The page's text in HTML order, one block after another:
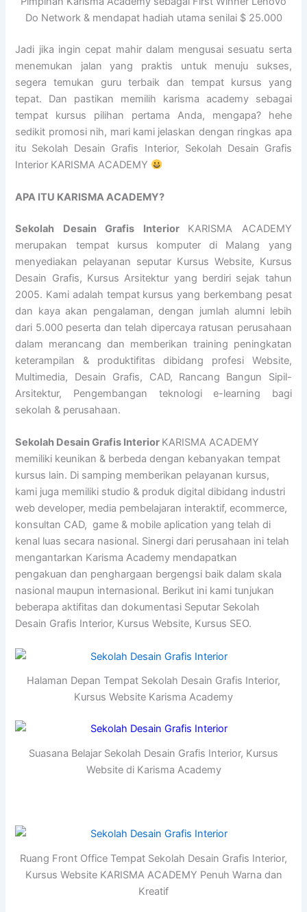
Do Network & mendapat hadiah utama senilai $ 25.000
Jadi jika ingin cepat mahir dalam mengusai sesuatu serta
menemukan jalan yang praktis untuk menuju sukses,
segera temukan guru terbaik dan tempat kursus yang
tepat. Dan pastikan memilih karisma academy sebagai
tempat kursus pilihan pertama Anda, mengapa? hehe
sedikit promosi nih, mari kami jelaskan dengan ringkas apa
itu Sekolah Desain Grafis Interior, Sekolah Desain Grafis
Interior KARISMA ACADEMY
APA ITU KARISMA ACADEMY?
Sekolah Desain Grafis Interior KARISMA ACADEMY
merupakan tempat kursus komputer di Malang yang
menyediakan pelayanan seputar Kursus Website, Kursus
Desain Grafis, Kursus Arsitektur yang berdiri sejak tahun
2005. Kami adalah tempat kursus yang berkembang pesat
dan kaya akan pengalaman, dengan jumlah alumni lebih
dari 5.000 peserta dan telah dipercaya ratusan perusahaan
dalam merancang dan memberikan training peningkatan
keterampilan & produktifitas dibidang profesi Website,
Multimedia, Desain Grafis, CAD, Rancang Bangun Sipil-
Arsitektur, Pengembangan teknologi e-learning bagi
sekolah & perusahaan.
Sekolah Desain Grafis Interior KARISMA ACADEMY
memiliki keunikan & berbeda dengan kebanyakan tempat
kursus lain. Di samping memberikan pelayanan kursus,
kami juga memiliki studio & produk digital dibidang industri
web developer, media pembelajaran interaktif, ecommerce,
konsultan CAD, game & mobile aplication yang telah di
kenal luas secara nasional. Sinergi dari perusahaan ini telah
mengantarkan Karisma Academy mendapatkan
pengakuan dan penghargaan bergengsi baik dalam skala
nasional maupun internasional. Berikut ini kami tunjukan
beberapa aktifitas dan dokumentasi Seputar Sekolah
Desain Grafis Interior, Kursus Website, Kursus SEO.
Halaman Depan Tempat Sekolah Desain Grafis Interior,
Kursus Website Karisma Academy
Suasana Belajar Sekolah Desain Grafis Interior, Kursus
Website di Karisma Academy
Ruang Front Office Tempat Sekolah Desain Grafis Interior,
Kursus Website KARISMA ACADEMY Penuh Warna dan
Kreatif